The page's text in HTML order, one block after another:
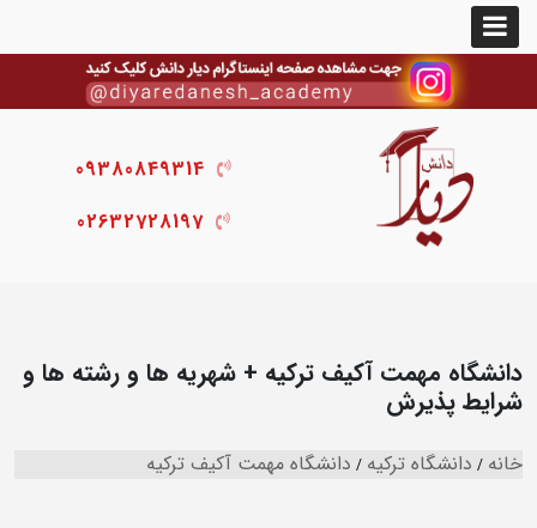
09380849314
02632728197
دانشگاه مهمت آکیف ترکیه + شهریه ها و رشته ها و
شرایط پذیرش
خانه دانشگاه ترکیه دانشگاه مهمت آکیف ترکیه